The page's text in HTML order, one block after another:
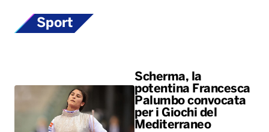
Sport
Scherma, la
potentina Francesca
Palumbo convocata
per i Giochi del
Mediterraneo